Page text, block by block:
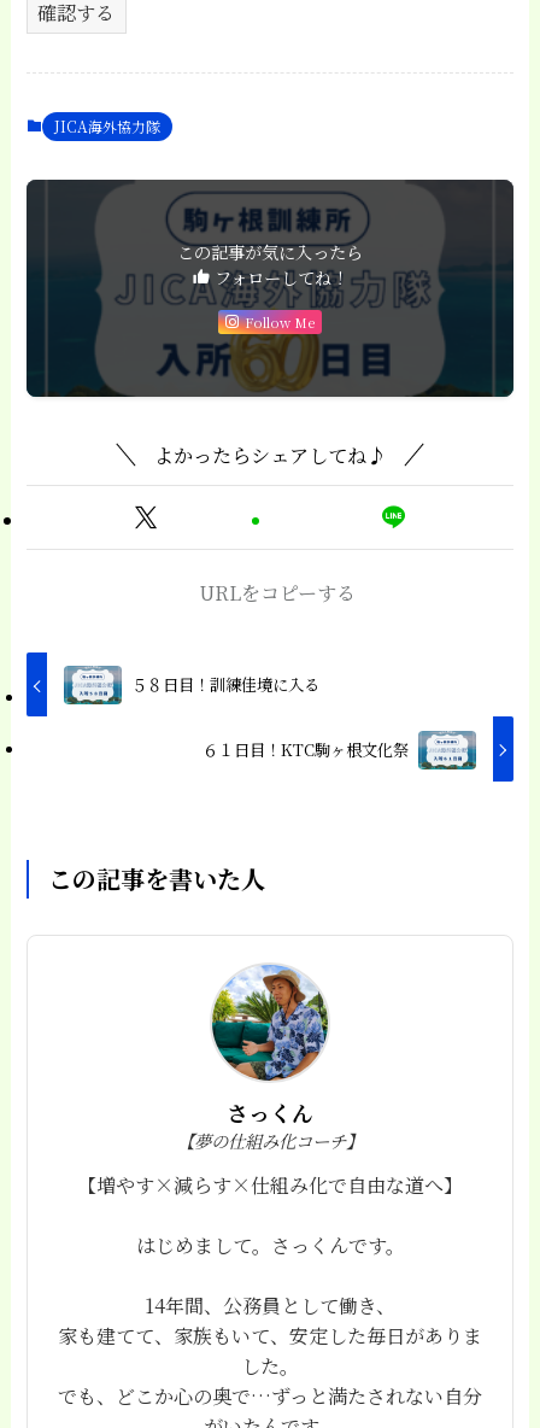
JICA海外協力隊
この記事が気に入ったら
フォローしてね！
Follow Me
よかったらシェアしてね♪
URLをコピーする
５８日目！訓練佳境に入る
６１日目！KTC駒ヶ根文化祭
この記事を書いた人
さっくん
【夢の仕組み化コーチ】
【増やす×減らす×仕組み化で自由な道へ】
はじめまして。さっくんです。
14年間、公務員として働き、
家も建てて、家族もいて、安定した毎日がありま
した。
でも、どこか心の奥で…ずっと満たされない自分